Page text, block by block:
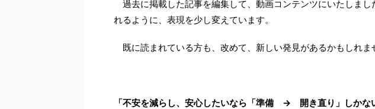
過去に掲載した記事を編集して、動画コンテンツにいたしまし
れるように、表現を少し変えています。
既に読まれている方も、改めて、新しい発見があるかもしれま
「不安を減らし、安心したいなら「準備 → 開き直り」しかな